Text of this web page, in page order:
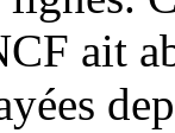
ait